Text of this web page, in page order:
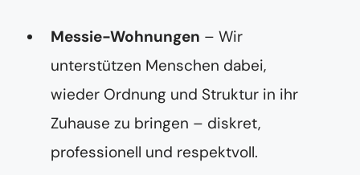
r
Messie-Wohnungen – Wir
unterstützen Menschen dabei,
wieder Ordnung und Struktur in ihr
Zuhause zu bringen – diskret,
professionell und respektvoll.